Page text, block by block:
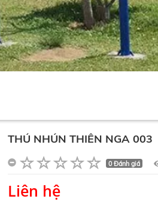
THÚ NHÚN THIÊN NGA 003
0 Đánh giá
Liên hệ